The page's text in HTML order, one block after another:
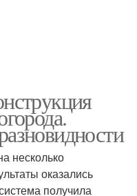
несколько
оказались
получила